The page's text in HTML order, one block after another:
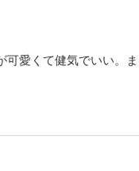
愛くて健気でいい。